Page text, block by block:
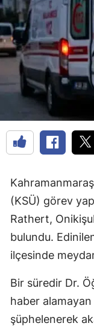
(KSÜ) görev
Rathert,
bulundu.
ilçesinde
Bir süredir Dr.
haber
şüphelenerek